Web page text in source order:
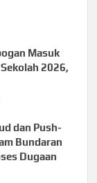
Masuk
2026,
dan Push-
Bundaran
Dugaan